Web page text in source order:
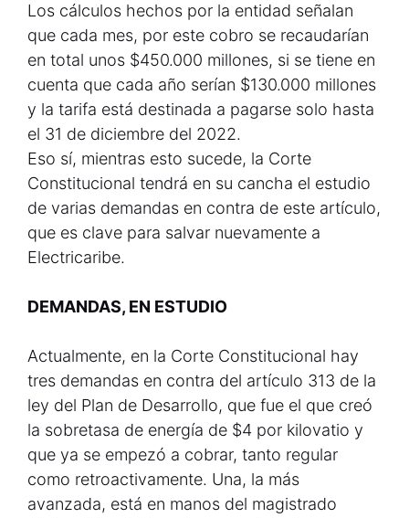
Los cálculos hechos por la entidad señalan
que cada mes, por este cobro se recaudarían
en total unos $450.000 millones, si se tiene en
cuenta que cada año serían $130.000 millones
y la tarifa está destinada a pagarse solo hasta
el 31 de diciembre del 2022.
Eso sí, mientras esto sucede, la Corte
Constitucional tendrá en su cancha el estudio
de varias demandas en contra de este artículo,
que es clave para salvar nuevamente a
Electricaribe.
DEMANDAS, EN ESTUDIO
Actualmente, en la Corte Constitucional hay
tres demandas en contra del artículo 313 de la
ley del Plan de Desarrollo, que fue el que creó
la sobretasa de energía de $4 por kilovatio y
que ya se empezó a cobrar, tanto regular
como retroactivamente. Una, la más
avanzada, está en manos del magistrado